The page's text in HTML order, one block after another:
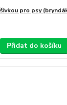
pro psy
Přidat do košíku